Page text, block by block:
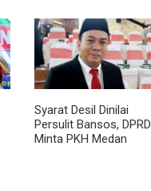
Syarat Desil Dinilai
Persulit Bansos, DPRD
Minta PKH Medan